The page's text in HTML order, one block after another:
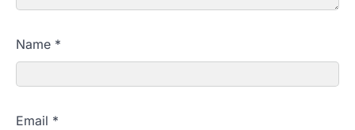
Name *
Email *